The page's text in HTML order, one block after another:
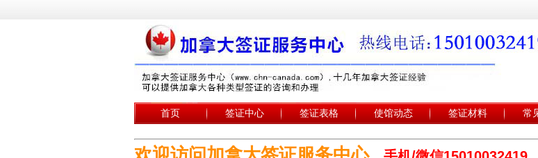
首页 签证中心 签证表格 使馆动态 签证材料 常